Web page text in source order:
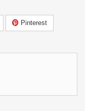
Pinterest